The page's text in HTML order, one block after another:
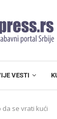
VESTI
da se vrati kući